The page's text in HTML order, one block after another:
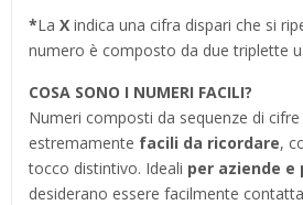
*La X indica una cifra dispari che si
numero è composto da due triplette
COSA SONO I NUMERI FACILI?
Numeri composti da sequenze di
estremamente facili da ricordare,
tocco distintivo. Ideali per aziende
desiderano essere facilmente